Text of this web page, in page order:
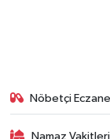
Nöbetçi
Namaz Vakitleri